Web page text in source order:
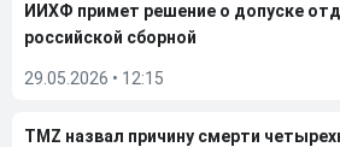
ИИХФ примет решение о допуске
российской сборной
29.05.2026 • 12:15
TMZ назвал причину смерти